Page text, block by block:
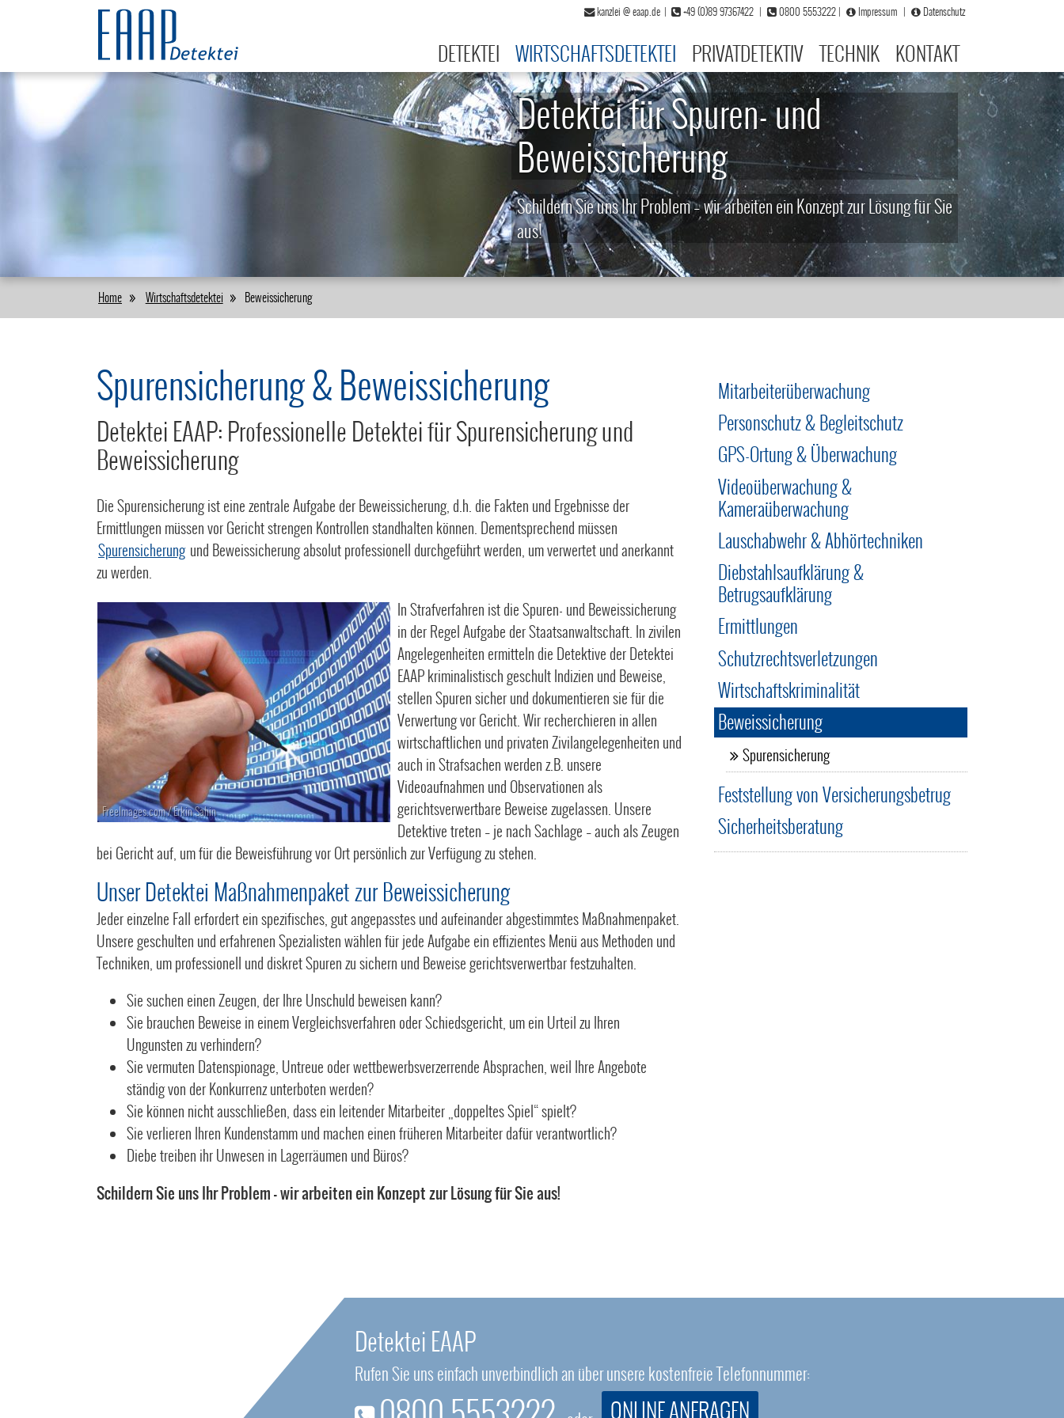
kanzlei @eaap.de | +49 (0)89 97367422 | 0800 5553222 | Impressum | Datenschutz
DETEKTEI WIRTSCHAFTSDETEKTEI PRIVATDETEKTIV TECHNIK KONTAKT
Detektei für Spuren- und
Beweissicherung
Schildern Sie uns Ihr Problem – wir arbeiten ein Konzept zur Lösung für Sie
aus!
Home Wirtschaftsdetektei Beweissicherung
Spurensicherung & Beweissicherung
Detektei EAAP: Professionelle Detektei für Spurensicherung und
Beweissicherung
Die Spurensicherung ist eine zentrale Aufgabe der Beweissicherung, d.h. die Fakten und Ergebnisse der
Ermittlungen müssen vor Gericht strengen Kontrollen standhalten können. Dementsprechend müssen
Spurensicherung und Beweissicherung absolut professionell durchgeführt werden, um verwertet und anerkannt
zu werden.
FreeImages.com / Erkin Sahin
In Strafverfahren ist die Spuren- und Beweissicherung
in der Regel Aufgabe der Staatsanwaltschaft. In zivilen
Angelegenheiten ermitteln die Detektive der Detektei
EAAP kriminalistisch geschult Indizien und Beweise,
stellen Spuren sicher und dokumentieren sie für die
Verwertung vor Gericht. Wir recherchieren in allen
wirtschaftlichen und privaten Zivilangelegenheiten und
auch in Strafsachen werden z.B. unsere
Videoaufnahmen und Observationen als
gerichtsverwertbare Beweise zugelassen. Unsere
Detektive treten – je nach Sachlage – auch als Zeugen
bei Gericht auf, um für die Beweisführung vor Ort persönlich zur Verfügung zu stehen.
Unser Detektei Maßnahmenpaket zur Beweissicherung
Jeder einzelne Fall erfordert ein spezifisches, gut angepasstes und aufeinander abgestimmtes Maßnahmenpaket.
Unsere geschulten und erfahrenen Spezialisten wählen für jede Aufgabe ein effizientes Menü aus Methoden und
Techniken, um professionell und diskret Spuren zu sichern und Beweise gerichtsverwertbar festzuhalten.
Sie suchen einen Zeugen, der Ihre Unschuld beweisen kann?
Sie brauchen Beweise in einem Vergleichsverfahren oder Schiedsgericht, um ein Urteil zu Ihren
Ungunsten zu verhindern?
Sie vermuten Datenspionage, Untreue oder wettbewerbsverzerrende Absprachen, weil Ihre Angebote
ständig von der Konkurrenz unterboten werden?
Sie können nicht ausschließen, dass ein leitender Mitarbeiter „doppeltes Spiel“ spielt?
Sie verlieren Ihren Kundenstamm und machen einen früheren Mitarbeiter dafür verantwortlich?
Diebe treiben ihr Unwesen in Lagerräumen und Büros?
Schildern Sie uns Ihr Problem – wir arbeiten ein Konzept zur Lösung für Sie aus!
Mitarbeiterüberwachung
Personschutz & Begleitschutz
GPS-Ortung & Überwachung
Videoüberwachung &
Kameraüberwachung
Lauschabwehr & Abhörtechniken
Diebstahlsaufklärung &
Betrugsaufklärung
Ermittlungen
Schutzrechtsverletzungen
Wirtschaftskriminalität
Beweissicherung
Spurensicherung
Feststellung von Versicherungsbetrug
Sicherheitsberatung
Detektei EAAP
Rufen Sie uns einfach unverbindlich an über unsere kostenfreie Telefonnummer:
ONLINE ANFRAGEN